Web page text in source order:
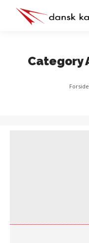
Category
You
Forside